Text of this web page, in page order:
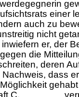
einer
auch zu
nicht
er, der
die
deren
dass
C.________